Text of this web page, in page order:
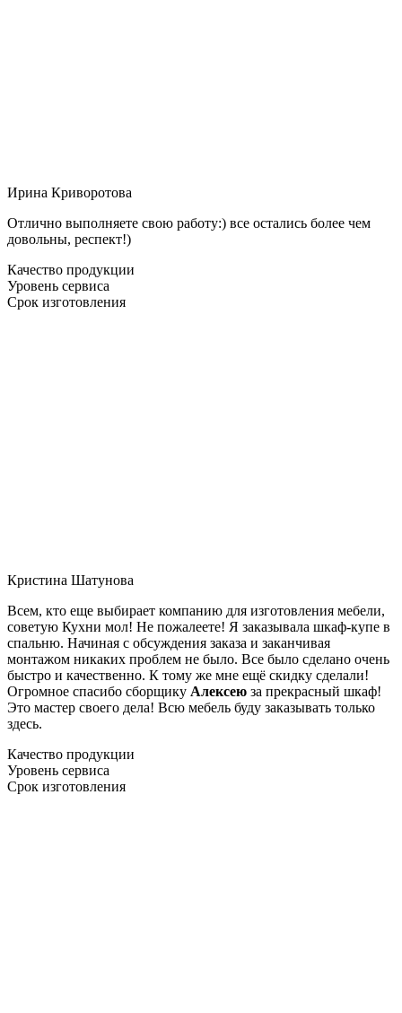
Ирина Криворотова
Отлично выполняете свою работу:) все остались более чем
довольны, респект!)
Качество продукции
Уровень сервиса
Срок изготовления
Кристина Шатунова
Всем, кто еще выбирает компанию для изготовления мебели,
советую Кухни мол! Не пожалеете! Я заказывала шкаф-купе в
спальню. Начиная с обсуждения заказа и заканчивая
монтажом никаких проблем не было. Все было сделано очень
быстро и качественно. К тому же мне ещё скидку сделали!
Огромное спасибо сборщику Алексею за прекрасный шкаф!
Это мастер своего дела! Всю мебель буду заказывать только
здесь.
Качество продукции
Уровень сервиса
Срок изготовления